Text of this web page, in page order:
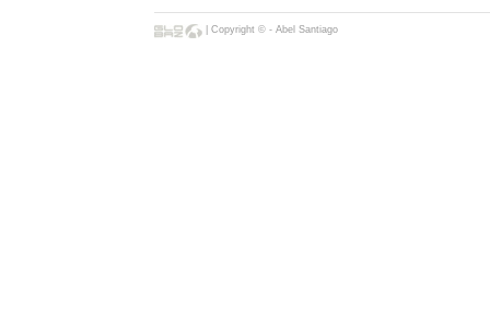
| Copyright © - Abel Santiago